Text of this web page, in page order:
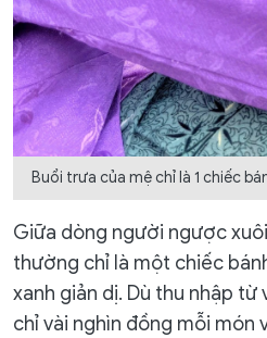
Buổi trưa của mệ chỉ là 1 chiếc
Giữa dòng người ngược
thường chỉ là một chiếc
xanh giản dị. Dù thu nhập
chỉ vài nghìn đồng mỗi món